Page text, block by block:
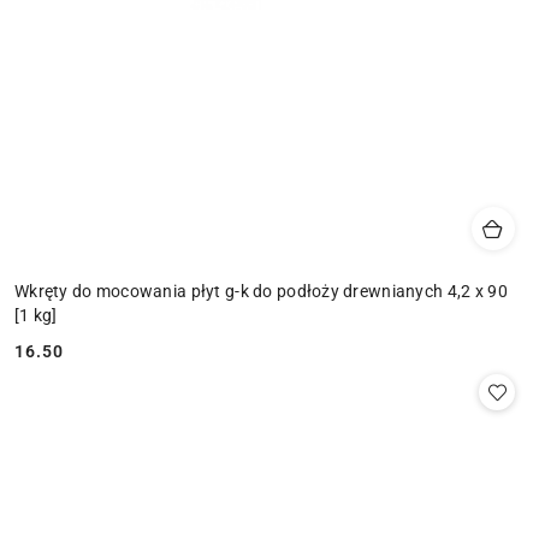
Wkręty do mocowania płyt g-k do podłoży drewnianych 4,2 x 90
[1 kg]
Cena:
16.50